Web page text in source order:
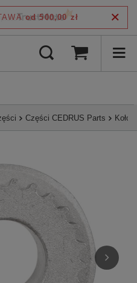
od 500,00 zł
Części CEDRUS Parts Koło